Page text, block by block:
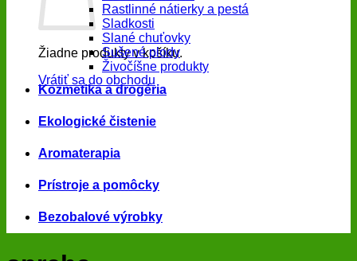
Žiadne produkty v košíku.
Vrátiť sa do obchodu
Rastlinné nátierky a pestá
Sladkosti
Slané chuťovky
Sušené plody
Živočíšne produkty
Kozmetika a drogéria
Ekologické čistenie
Aromaterapia
Prístroje a pomôcky
Bezobalové výrobky